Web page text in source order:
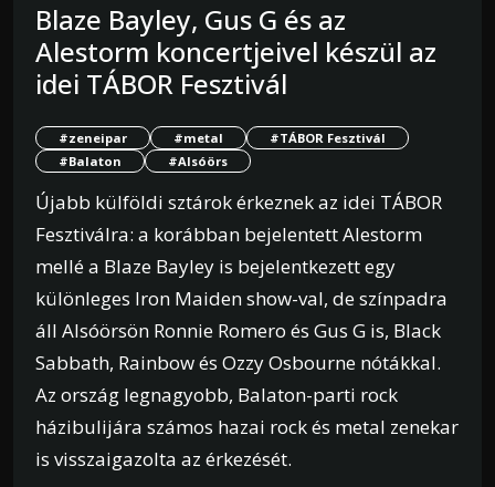
Blaze Bayley, Gus G és az
Alestorm koncertjeivel készül az
idei TÁBOR Fesztivál
#zeneipar #metal
#TÁBOR Fesztivál
#Balaton
#Alsóörs
Újabb külföldi sztárok érkeznek az idei TÁBOR
Fesztiválra: a korábban bejelentett Alestorm
mellé a Blaze Bayley is bejelentkezett egy
különleges Iron Maiden show-val, de színpadra
áll Alsóörsön Ronnie Romero és Gus G is, Black
Sabbath, Rainbow és Ozzy Osbourne nótákkal.
Az ország legnagyobb, Balaton-parti rock
házibulijára számos hazai rock és metal zenekar
is visszaigazolta az érkezését.